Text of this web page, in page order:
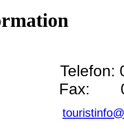
Telefon:
Fax: